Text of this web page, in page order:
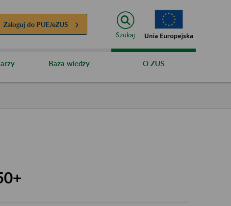
Zaloguj do PUE/eZUS
Szukaj
Baza wiedzy O ZUS